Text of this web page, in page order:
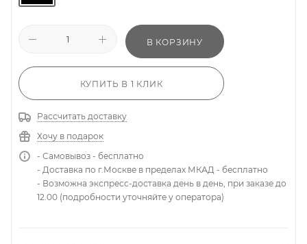
В КОРЗИНУ
КУПИТЬ В 1 КЛИК
Рассчитать доставку
Хочу в подарок
- Самовывоз - бесплатно
- Доставка по г.Москве в пределах МКАД - бесплатно
- Возможна экспресс-доставка день в день, при заказе до
12.00 (подробности уточняйте у оператора)